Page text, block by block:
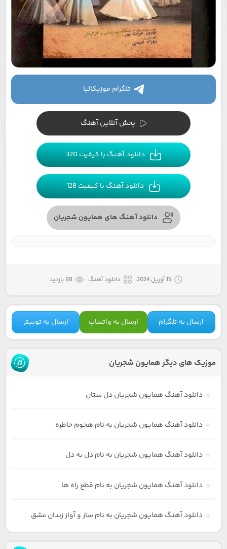
تلگرام موزیکالیا
پخش آنلاین آهنگ
دانلود آهنگ با کیفیت 320
دانلود آهنگ با کیفیت 128
دانلود آهنگ های همایون شجریان
15 آوریل 2024 دانلود آهنگ 88 بازدید
ارسال به تلگرام ارسال به واتساپ ارسال به توییتر
موزیک های دیگر همایون شجریان
دانلود آهنگ همایون شجریان دل ستان
دانلود آهنگ همایون شجریان به نام هجوم خاطره
دانلود آهنگ همایون شجریان به نام دل به دل
دانلود آهنگ همایون شجریان به نام قطع راه ها
دانلود آهنگ همایون شجریان به نام ساز و آواز زندان عشق